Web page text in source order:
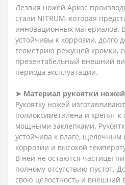
Лезвия ножей Аркос
стали NITRUM, которая
инновационных материалов.
устойчивы к коррозии, долго
геометрию режущей кромки,
презентабельный внешний
периода эксплуатации.
➤ Материал рукоятки
Рукоятку ножей
полиоксиметилена и крепят к
мощными заклепками.
устойчива к влаге, щелочным
коррозии и высокой
В ней не остаются частицы
полному отсутствию пустот.
свою целостность и внешний